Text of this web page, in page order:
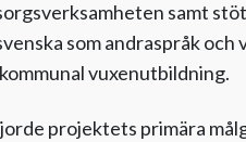
samt
som andraspråk och
vuxenutbildning.
projektets primära